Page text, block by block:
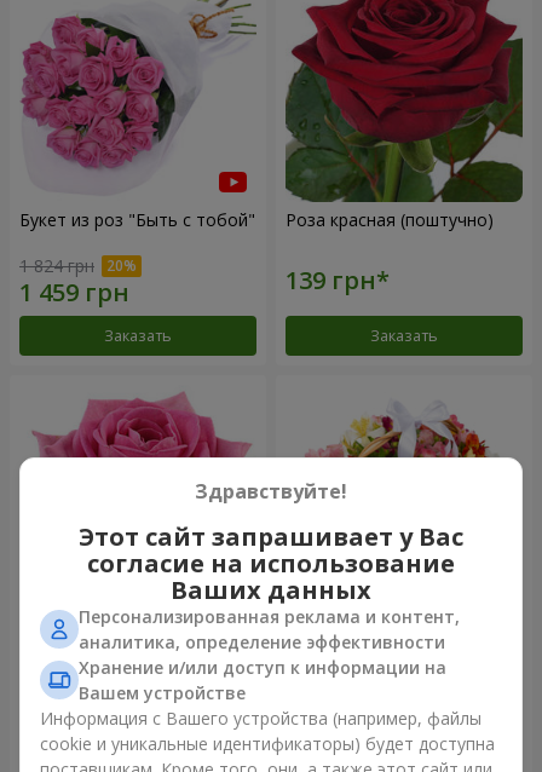
Букет из роз "Быть с тобой"
1 824 грн
Заказать
Роза красная (поштучно)
Заказать
Роза розовая (поштучно)
Заказать
Корзина альстромерий
"Акварель"
Заказать
Здравствуйте!
Этот сайт запрашивает у Вас
согласие на использование
Ваших данных
Персонализированная реклама и контент,
аналитика, определение эффективности
Хранение и/или доступ к информации на
Вашем устройстве
Информация с Вашего устройства (например, файлы
cookie и уникальные идентификаторы) будет доступна